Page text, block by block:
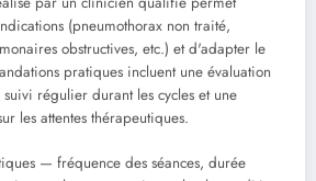
(pneumothorax non traité,
obstructives, etc.) et d'adapter le
pratiques incluent une évaluation
régulier durant les cycles et une
les attentes thérapeutiques.
— fréquence des séances, durée